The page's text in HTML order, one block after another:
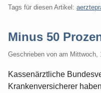
Tags für diesen Artikel:
Minus 50
Geschrieben von am Mittwoch,
Kassenärztliche
Krankenversicherer